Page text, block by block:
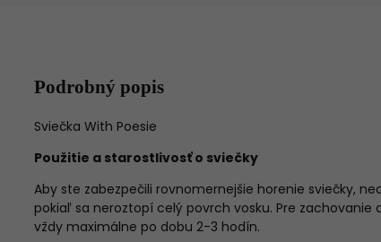
Podrobný popis
Sviečka With Poesie
Použitie a starostlivosť o sviečky
Aby ste zabezpečili rovnomernejšie horenie sviečky,
pokiaľ sa neroztopí celý povrch vosku. Pre
vždy maximálne po dobu 2-3 hodín.